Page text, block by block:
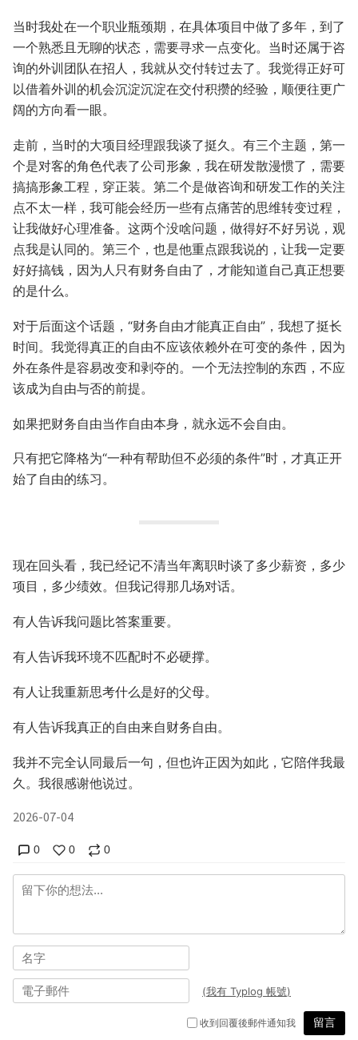
当时我处在一个职业瓶颈期，在具体项目中做了多年，到了
一个熟悉且无聊的状态，需要寻求一点变化。当时还属于咨
询的外训团队在招人，我就从交付转过去了。我觉得正好可
以借着外训的机会沉淀沉淀在交付积攒的经验，顺便往更广
阔的方向看一眼。
走前，当时的大项目经理跟我谈了挺久。有三个主题，第一
个是对客的角色代表了公司形象，我在研发散漫惯了，需要
搞搞形象工程，穿正装。第二个是做咨询和研发工作的关注
点不太一样，我可能会经历一些有点痛苦的思维转变过程，
让我做好心理准备。这两个没啥问题，做得好不好另说，观
点我是认同的。第三个，也是他重点跟我说的，让我一定要
好好搞钱，因为人只有财务自由了，才能知道自己真正想要
的是什么。
对于后面这个话题，“财务自由才能真正自由”，我想了挺长
时间。我觉得真正的自由不应该依赖外在可变的条件，因为
外在条件是容易改变和剥夺的。一个无法控制的东西，不应
该成为自由与否的前提。
如果把财务自由当作自由本身，就永远不会自由。
只有把它降格为“一种有帮助但不必须的条件”时，才真正开
始了自由的练习。
现在回头看，我已经记不清当年离职时谈了多少薪资，多少
项目，多少绩效。但我记得那几场对话。
有人告诉我问题比答案重要。
有人告诉我环境不匹配时不必硬撑。
有人让我重新思考什么是好的父母。
有人告诉我真正的自由来自财务自由。
我并不完全认同最后一句，但也许正因为如此，它陪伴我最
久。我很感谢他说过。
2026-07-04